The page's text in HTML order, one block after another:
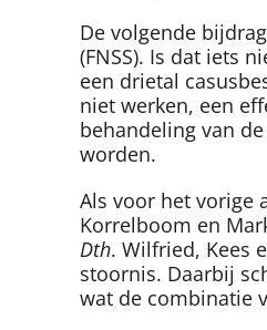
De volgende
(FNSS). Is dat iets
een drietal
niet werken, een
behandeling van
worden.
Als voor het vorige
Korrelboom en
Dth. Wilfried, Kees
stoornis. Daarbij
wat de combinatie